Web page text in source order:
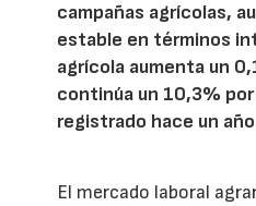
campañas agrícolas,
estable en términos
agrícola aumenta un
continúa un 10,3%
registrado hace un
El mercado laboral